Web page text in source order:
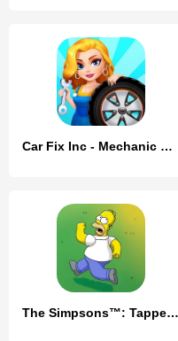
Car Fix Inc - Mechanic Garage
The Simpsons™: Tapped Out